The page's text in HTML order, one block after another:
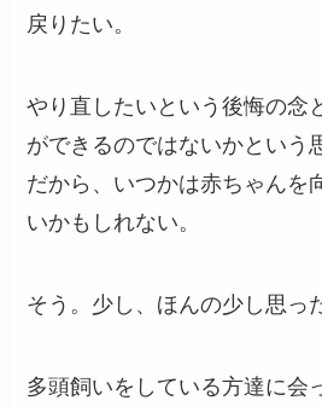
戻りたい。
やり直したいという後悔の念
ができるのではないかという
だから、いつかは赤ちゃんを
いかもしれない。
そう。少し、ほんの少し思っ
多頭飼いをしている方達に会